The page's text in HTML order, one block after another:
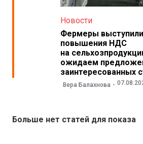
Новости
Фермеры
повышения НДС
на
ожидаем
заинтересованных
Вера Балахнова
Больше нет статей для показа